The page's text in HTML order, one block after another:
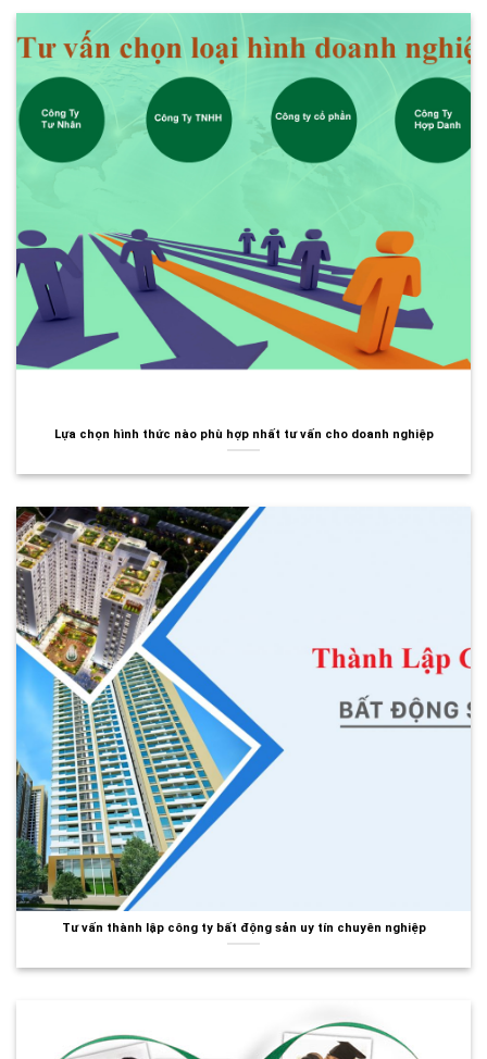
Lựa chọn hình thức nào phù hợp nhất tư vấn cho doanh nghiệp
Tư vấn thành lập công ty bất động sản uy tín chuyên nghiệp